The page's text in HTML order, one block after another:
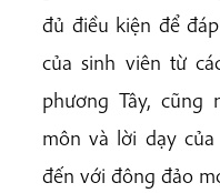
đủ điều kiện để
của sinh viên từ
phương Tây, cũng
môn và lời dạy
đến với đông đảo